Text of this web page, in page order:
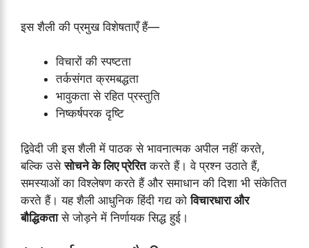
इस शैली की प्रमुख विशेषताएँ हैं—
विचारों की स्पष्टता
तर्कसंगत क्रमबद्धता
भावुकता से रहित प्रस्तुति
निष्कर्षपरक दृष्टि
द्विवेदी जी इस शैली में पाठक से भावनात्मक अपील नहीं करते,
बल्कि उसेसोचने के लिए प्रेरितकरते हैं। वे प्रश्न उठाते हैं,
समस्याओं का विश्लेषण करते हैं और समाधान की दिशा भी संकेतित
करते हैं। यह शैली आधुनिक हिंदी गद्य कोविचारधारा और
बौद्धिकतासे जोड़ने में निर्णायक सिद्ध हुई।